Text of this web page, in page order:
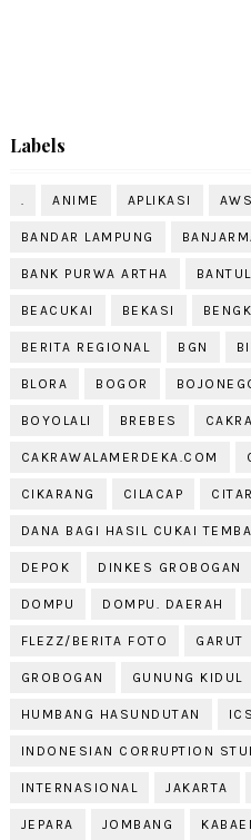
Labels
ANIME APLIKASI AWS
BANDAR LAMPUNG
BANK PURWA ARTHA BANTUL
BEACUKAI BEKASI
BERITA REGIONAL BGN
BLORA BOGOR
BOYOLALI BREBES
CAKRAWALAMERDEKA.COM
CIKARANG CILACAP
DANA BAGI HASIL CUKAI
DEPOK DINKES GROBOGAN
DOMPU DOMPU. DAERAH
FLEZZ/BERITA FOTO GARUT
GROBOGAN GUNUNG KIDUL
HUMBANG HASUNDUTAN ICS
INDONESIAN CORRUPTION
INTERNASIONAL JAKARTA
JEPARA JOMBANG